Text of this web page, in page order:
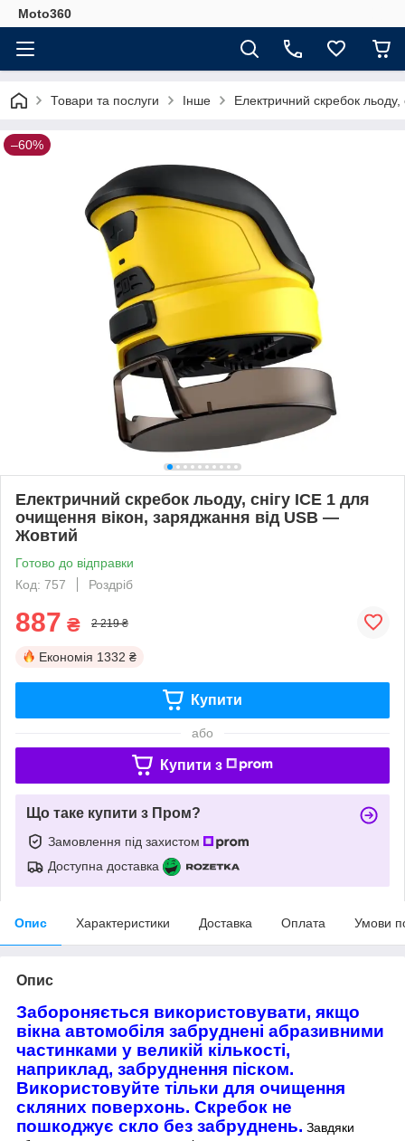
Moto360
Товари та послуги Інше Електричний скребок
–60%
Електричний скребок льоду, снігу ICE 1 для
очищення вікон, заряджання від USB —
Жовтий
Готово до відправки
Код: 757
Роздріб
887 ₴ 2 219 ₴
Економія 1332 ₴
Купити
або
Купити з
Що таке купити з Пром?
Замовлення під захистом
Доступна доставка
Опис Характеристики Доставка Оплата Умови
Опис
Забороняється використовувати, якщо
вікна автомобіля забруднені абразивними
частинками у великій кількості,
наприклад, забруднення піском.
Використовуйте тільки для очищення
скляних поверхонь. Скребок не
пошкоджує скло без забруднень. Завдяки